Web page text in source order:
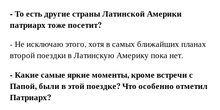
- То есть другие страны Латинской Америки
патриарх тоже посетит?
- Не исключаю этого, хотя в самых ближайших планах
второй поездки в Латинскую Америку пока нет.
- Какие самые яркие моменты, кроме встречи с
Папой, были в этой поездке? Что особенно отметил
Патриарх?